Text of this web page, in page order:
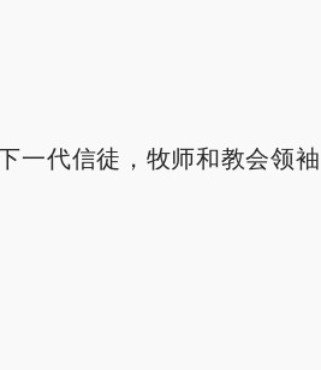
一代信徒，牧师和教会领